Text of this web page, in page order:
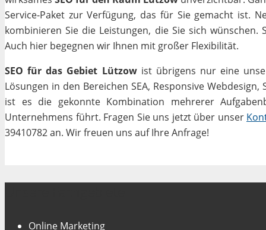
Service-Paket zur Verfügung, das für Sie gemacht ist.
kombinieren Sie die Leistungen, die Sie sich wünschen.
Auch hier begegnen wir Ihnen mit großer Flexibilität.
SEO für das Gebiet Lützowist übrigens nur eine
Lösungen in den Bereichen SEA, Responsive
ist es die gekonnte Kombination mehrerer
Unternehmens führt. Fragen Sie uns jetzt über unser
39410782 an. Wir freuen uns auf Ihre Anfrage!
Online Marketing